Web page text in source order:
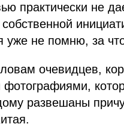
практически не
уже не помню, за
очевидцев,
развешаны